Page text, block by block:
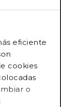
eficiente
cookies
o
condiciones